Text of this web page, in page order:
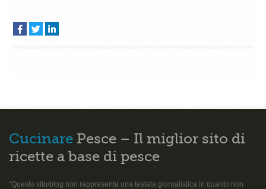
Cucinare Pesce – Il miglior sito di
ricette a base di pesce
“Questo sito/blog non rappresenta una testata giornalistica in quanto non